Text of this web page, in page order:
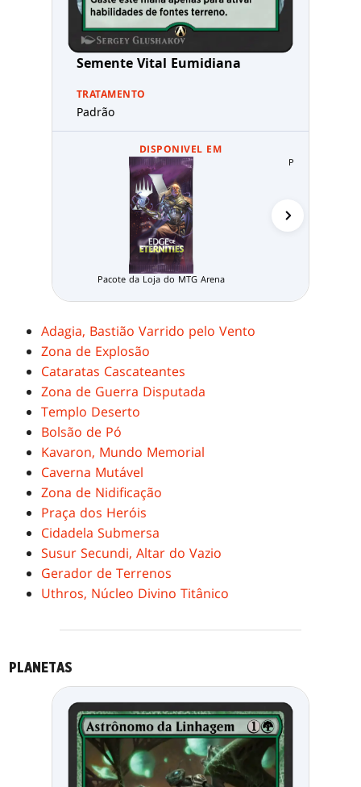
Semente Vital Eumidiana
TRATAMENTO
Padrão
DISPONIVEL EM
Pacote da Loja do MTG Arena
Pacote Limitado
Adagia, Bastião Varrido pelo Vento
Zona de Explosão
Cataratas Cascateantes
Zona de Guerra Disputada
Templo Deserto
Bolsão de Pó
Kavaron, Mundo Memorial
Caverna Mutável
Zona de Nidificação
Praça dos Heróis
Cidadela Submersa
Susur Secundi, Altar do Vazio
Gerador de Terrenos
Uthros, Núcleo Divino Titânico
PLANETAS